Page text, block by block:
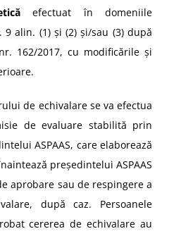
efectuat în domeniile
9 alin. (1) şi (2) şi/sau (3) după
162/2017, cu modificările şi
de echivalare se va efectua
de evaluare stabilită prin
ASPAAS, care elaborează
președintelui ASPAAS
aprobare sau de respingere a
după caz. Persoanele
cererea de echivalare au